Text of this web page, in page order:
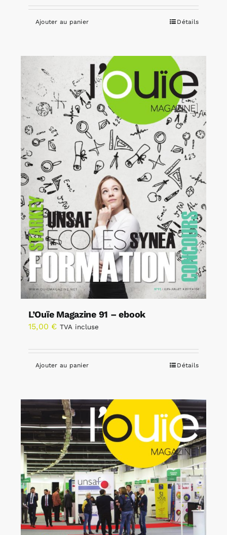
Ajouter au panier Détails
L’Ouïe Magazine 91 – ebook
15,00 € TVA incluse
Ajouter au panier Détails